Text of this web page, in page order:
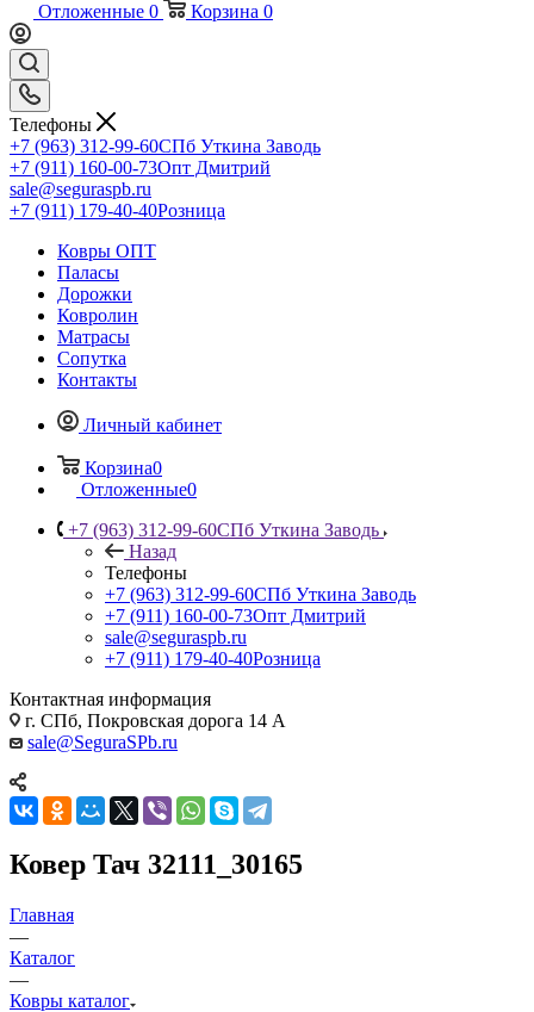
Отложенные 0 Корзина 0
Телефоны
+7 (963) 312-99-60СПб Уткина Заводь
+7 (911) 160-00-73Опт Дмитрий
sale@seguraspb.ru
+7 (911) 179-40-40Розница
Ковры ОПТ
Паласы
Дорожки
Ковролин
Матрасы
Сопутка
Контакты
Личный кабинет
Корзина0
Отложенные0
+7 (963) 312-99-60СПб Уткина Заводь
Назад
Телефоны
+7 (963) 312-99-60СПб Уткина Заводь
+7 (911) 160-00-73Опт Дмитрий
sale@seguraspb.ru
+7 (911) 179-40-40Розница
Контактная информация
г. СПб, Покровская дорога 14 А
sale@SeguraSPb.ru
Ковер Тач 32111_30165
Главная
—
Каталог
—
Ковры каталог